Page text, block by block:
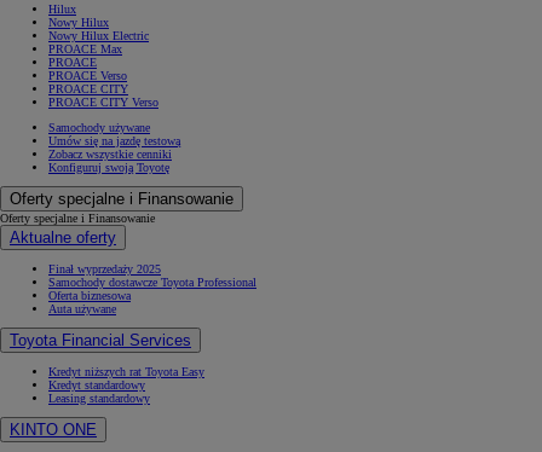
Hilux
Nowy Hilux
Nowy Hilux Electric
PROACE Max
PROACE
PROACE Verso
PROACE CITY
PROACE CITY Verso
Samochody używane
Umów się na jazdę testową
Zobacz wszystkie cenniki
Konfiguruj swoją Toyotę
Oferty specjalne i Finansowanie
Oferty specjalne i Finansowanie
Aktualne oferty
Finał wyprzedaży 2025
Samochody dostawcze Toyota Professional
Oferta biznesowa
Auta używane
Toyota Financial Services
Kredyt niższych rat Toyota Easy
Kredyt standardowy
Leasing standardowy
KINTO ONE